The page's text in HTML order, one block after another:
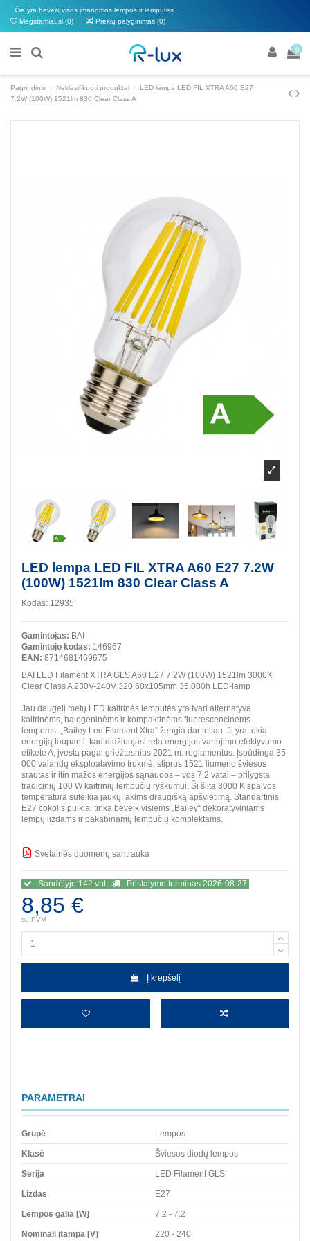
Čia yra beveik visos įmanomos lempos ir lemputės
Mėgstamiausi (0) Prekių palyginimas (0)
0
Pagrindinis Neklasifikuoti produktai
LED lempa LED FIL XTRA A60 E27
7.2W (100W) 1521lm 830 Clear Class A
LED lempa LED FIL XTRA A60 E27 7.2W
(100W) 1521lm 830 Clear Class A
Kodas: 12935
Gamintojas: BAI
Gamintojo kodas: 146967
EAN: 8714681469675
BAI LED Filament XTRA GLS A60 E27 7.2W (100W) 1521lm 3000K
Clear Class A 230V-240V 320 60x105mm 35.000h LED-lamp
Jau daugelį metų LED kaitrinės lemputės yra tvari alternatyva
kaitrinėms, halogeninėms ir kompaktinėms fluorescencinėms
lempoms. „Bailey Led Filament Xtra“ žengia dar toliau. Ji yra tokia
energiją taupanti, kad didžiuojasi reta energijos vartojimo efektyvumo
etikete A, įvesta pagal griežtesnius 2021 m. reglamentus. Įspūdinga 35
000 valandų eksploatavimo trukmė, stiprus 1521 liumeno šviesos
srautas ir itin mažos energijos sąnaudos – vos 7,2 vatai – prilygsta
tradicinių 100 W kaitrinių lempučių ryškumui. Ši šilta 3000 K spalvos
temperatūra suteikia jaukų, akims draugišką apšvietimą. Standartinis
E27 cokolis puikiai tinka beveik visiems „Bailey“ dekoratyviniams
lempų lizdams ir pakabinamų lempučių komplektams.
Svetainės duomenų santrauka
Sandėlyje 142 vnt. Pristatymo terminas 2026-08-27
8,85 €
su PVM
Į krepšelį
PARAMETRAI
Grupė Lempos
Klasė Šviesos diodų lempos
Serija LED Filament GLS
Lizdas E27
Lempos galia [W] 7.2 - 7.2
Nominali įtampa [V] 220 - 240